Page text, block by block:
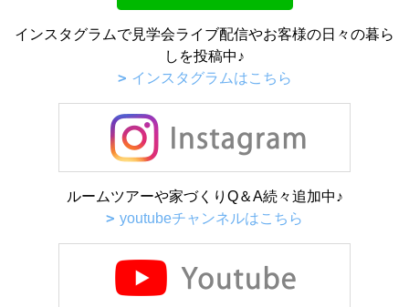
インスタグラムで見学会ライブ配信やお客様の日々の暮ら
しを投稿中♪
インスタグラムはこちら
ルームツアーや家づくりQ＆A続々追加中♪
youtubeチャンネルはこちら